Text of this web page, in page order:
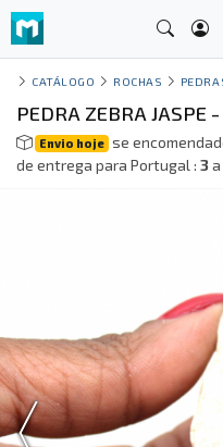
CATÁLOGO ROCHAS
PEDRA ZEBRA JASPE
Envio hoje se
de entrega para Portugal : 3a